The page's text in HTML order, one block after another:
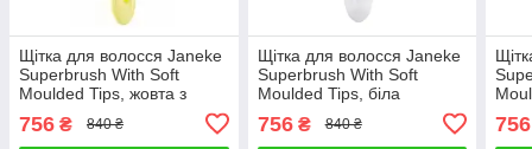
Щітка для волосся Janeke
Superbrush With Soft
Moulded Tips, жовта з
756 ₴ 840 ₴
Щітка для волосся Janeke
Superbrush With Soft
Moulded Tips, біла
756₴ 840 ₴ 756